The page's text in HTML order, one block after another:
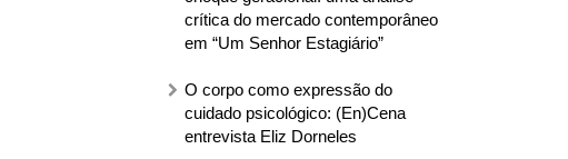
crítica do mercado contemporâneo
em “Um Senhor Estagiário”
O corpo como expressão do
cuidado psicológico: (En)Cena
entrevista Eliz Dorneles